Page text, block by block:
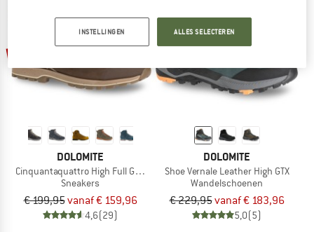
DOLOMITE
Cinquantaquattro High Full Grain Leather Evo GTX
Sneakers
€ 199,95vanaf € 159,96
4,6(29)
tot -20%
DOLOMITE
Shoe Vernale Leather High GTX
Wandelschoenen
€ 229,95vanaf € 183,96
5,0(5)
INSTELLINGEN ALLES SELECTEREN